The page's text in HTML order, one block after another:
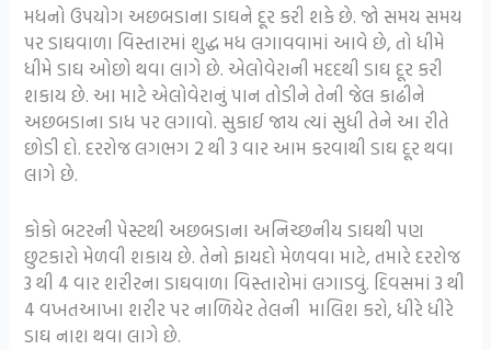
મધનો ઉપયોગ અછબડાના ડાઘને દૂર કરી શકે છે. જો સમય સમય
પર ડાઘવાળા વિસ્તારમાં શુદ્ધ મધ લગાવવામાં આવે છે, તો ધીમે
ધીમે ડાઘ ઓછો થવા લાગે છે. એલોવેરાની મદદથી ડાઘ દૂર કરી
શકાય છે. આ માટે એલોવેરાનું પાન તોડીને તેની જેલ કાઢીને
અછબડાના ડાધ પર લગાવો. સુકાઈ જાય ત્યાં સુધી તેને આ રીતે
છોડી દો. દરરોજ લગભગ 2 થી 3 વાર આમ કરવાથી ડાઘ દૂર થવા
લાગે છે.
કોકો બટરની પેસ્ટથી અછબડાના અનિચ્છનીય ડાઘથી પણ
છુટકારો મેળવી શકાય છે. તેનો ફાયદો મેળવવા માટે, તમારે દરરોજ
3 થી 4 વાર શરીરના ડાઘવાળા વિસ્તારોમાં લગાડવું. દિવસમાં 3 થી
4 વખતઆખા શરીર પર નાળિયેર તેલની માલિશ કરો, ધીરે ધીરે
ડાઘ નાશ થવા લાગે છે.